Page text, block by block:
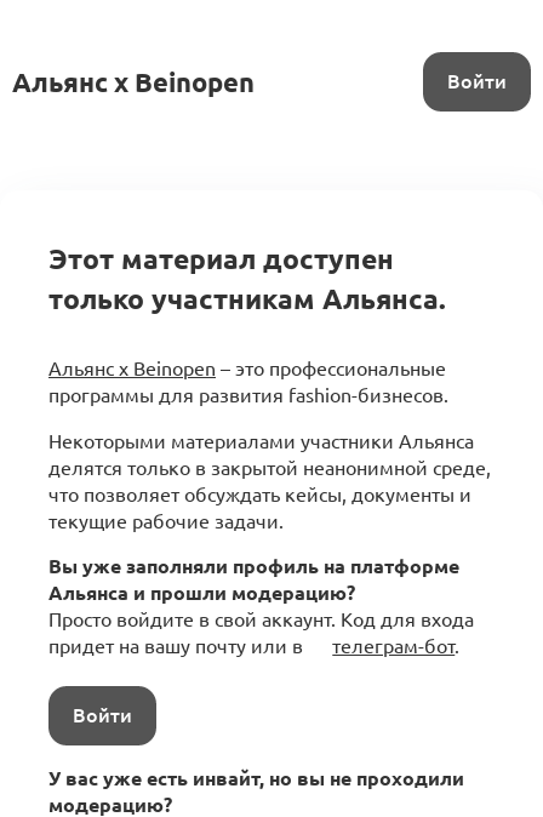
Альянс x Beinopen Войти
Этот материал доступен
только участникам Альянса.
Альянс x Beinopen – это профессиональные
программы для развития fashion-бизнесов.
Некоторыми материалами участники Альянса
делятся только в закрытой неанонимной среде,
что позволяет обсуждать кейсы, документы и
текущие рабочие задачи.
Вы уже заполняли профиль на платформе
Альянса и прошли модерацию?
Просто войдите в свой аккаунт. Код для входа
придет на вашу почту или в
телеграм-бот.
Войти
У вас уже есть инвайт, но вы не проходили
модерацию?